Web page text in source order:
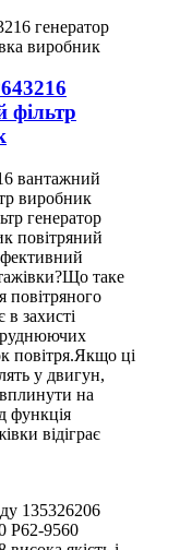
фільтр
вантажний
виробник
генератор
повітряний
таке
повітряного
в захисті
повітря.Якщо ці
у двигун,
на
функція
відіграє